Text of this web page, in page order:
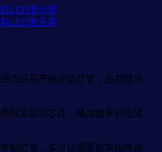
LED显示屏
LED显示屏
巨彩严格筛选灯管，品质稳定，
流驱动芯片，播放效果鲜艳流
灯管，多方位观看效果始终如